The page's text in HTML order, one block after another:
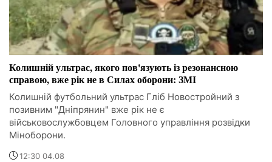
Колишній ультрас, якого пов'язують із резонансною
справою, вже рік не в Силах оборони: ЗМІ
Колишній футбольний ультрас Гліб Новостройний з
позивним "Дніпрянин" вже рік не є
військовослужбовцем Головного управління розвідки
Міноборони.
12:30 04.08